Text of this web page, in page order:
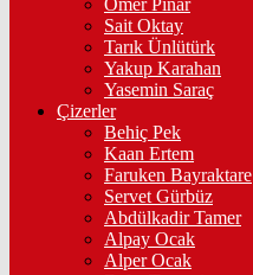
Ömer Pınar
Sait Oktay
Tarık Ünlütürk
Yakup Karahan
Yasemin Saraç
Çizerler
Behiç Pek
Kaan Ertem
Faruken Bayraktare
Servet Gürbüz
Abdülkadir Tamer
Alpay Ocak
Alper Ocak